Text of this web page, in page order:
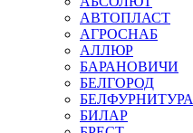
АВТОПЛАСТ
АГРОСНАБ
АЛЛЮР
БАРАНОВИЧИ
БЕЛГОРОД
БЕЛФУРНИТУРА
БИЛАР